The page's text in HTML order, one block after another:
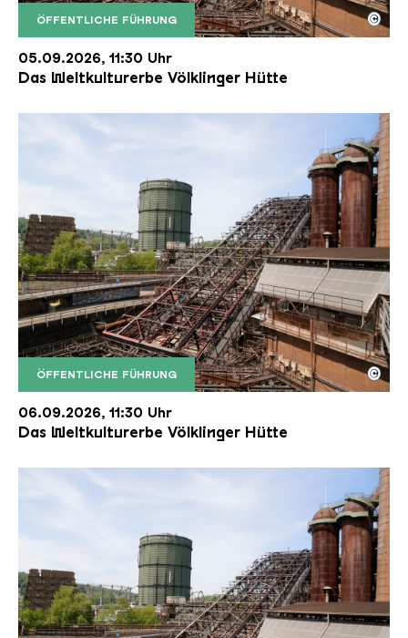
ÖFFENTLICHE FÜHRUNG
Der Erzschrägaufzug der Völklinger Hütte mit
Copyright: Weltkulturerbe Völklinger Hütte | Karl
©
05.09.2026, 11:30 Uhr
Das Weltkulturerbe Völklinger Hütte
ÖFFENTLICHE FÜHRUNG
Der Erzschrägaufzug der Völklinger Hütte mit
Copyright: Weltkulturerbe Völklinger Hütte | Karl
©
06.09.2026, 11:30 Uhr
Das Weltkulturerbe Völklinger Hütte